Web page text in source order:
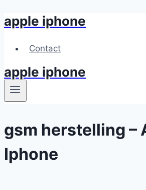
Skip
content
apple iphone
Contact
apple iphone
gsm herstelling –
Iphone